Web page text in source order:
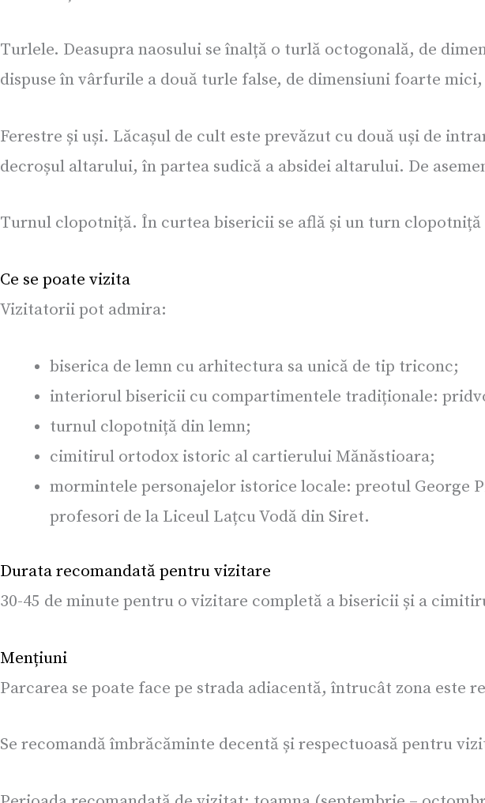
Turlele. Deasupra naosului se înalță o turlă octogonală, de
dispuse în vârfurile a două turle false, de dimensiuni foarte
Ferestre și uși. Lăcașul de cult este prevăzut cu două uși de
decroșul altarului, în partea sudică a absidei altarului. De
Turnul clopotniță. În curtea bisericii se află și un turn
Ce se poate vizita
Vizitatorii pot admira:
biserica de lemn cu arhitectura sa unică de tip triconc;
interiorul bisericii cu compartimentele tradiționale:
turnul clopotniță din lemn;
cimitirul ortodox istoric al cartierului Mănăstioara;
mormintele personajelor istorice locale: preotul George
profesori de la Liceul Lațcu Vodă din Siret.
Durata recomandată pentru vizitare
30-45 de minute pentru o vizitare completă a bisericii și a
Mențiuni
Parcarea se poate face pe strada adiacentă, întrucât zona este
Se recomandă îmbrăcăminte decentă și respectuoasă pentru